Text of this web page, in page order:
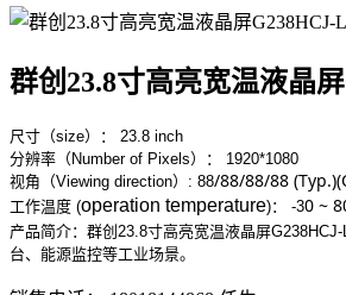
群创23.8寸高亮宽温液晶
尺寸（size）： 23.8 inch
分辨率（Number of Pixels）： 1920*1080
视角（Viewing direction）: 88/88/88/88
工作温度 (operation temperature)： -30 ~
产品简介：群创23.8寸高亮宽温液晶屏
台、能源监控等工业场景。